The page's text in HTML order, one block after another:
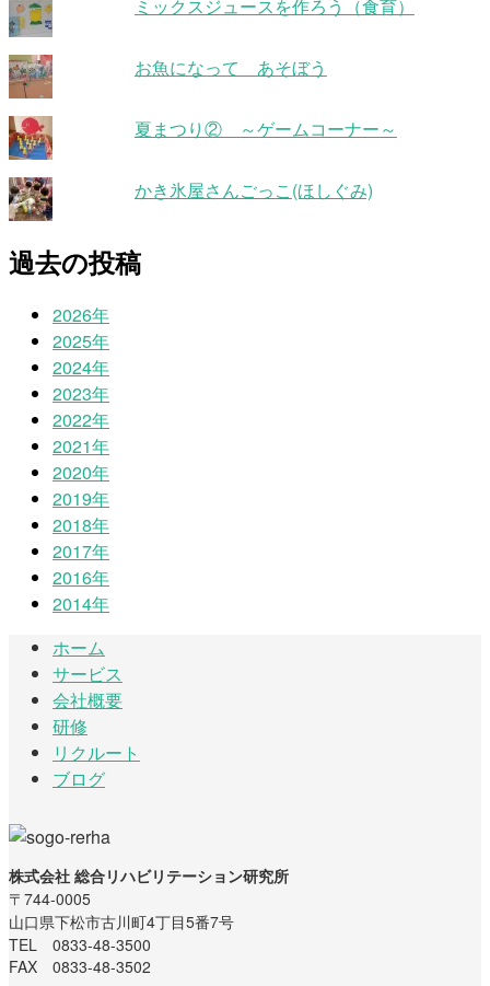
ミックスジュースを作ろう（食育）
お魚になって あそぼう
夏まつり② ～ゲームコーナー～
かき氷屋さんごっこ(ほしぐみ)
過去の投稿
2026年
2025年
2024年
2023年
2022年
2021年
2020年
2019年
2018年
2017年
2016年
2014年
ホーム
サービス
会社概要
研修
リクルート
ブログ
株式会社 総合リハビリテーション研究所
〒744-0005
山口県下松市古川町4丁目5番7号
TEL 0833-48-3500
FAX 0833-48-3502